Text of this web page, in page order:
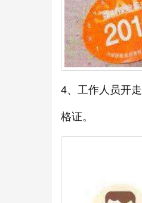
4、工作人员开
格证。